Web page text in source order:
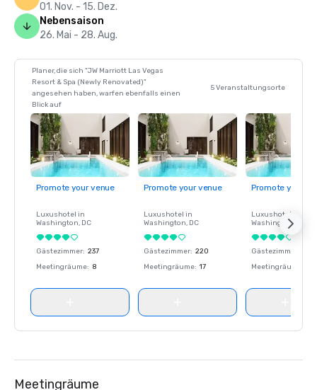
01. Nov. - 15. Dez.
Nebensaison
26. Mai - 28. Aug.
Planer, die sich "JW Marriott Las Vegas
Resort & Spa (Newly Renovated)"
angesehen haben, warfen ebenfalls einen
Blick auf
5 Veranstaltungsorte
Promote your venue
Luxushotel in
Washington, DC
Gästezimmer: 237
Meetingräume: 8
Promote your venue
Luxushotel in
Washington, DC
Gästezimmer: 220
Meetingräume: 17
Promote your
Luxushotel in
Washington
Gästezimmer
Meetingräume
Meetingräume